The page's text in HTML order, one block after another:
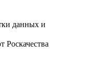
данных и
Роскачества